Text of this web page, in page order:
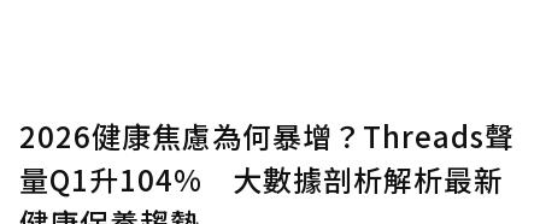
2026健康焦慮為何暴增？Threads聲
量Q1升104% 大數據剖析解析最新